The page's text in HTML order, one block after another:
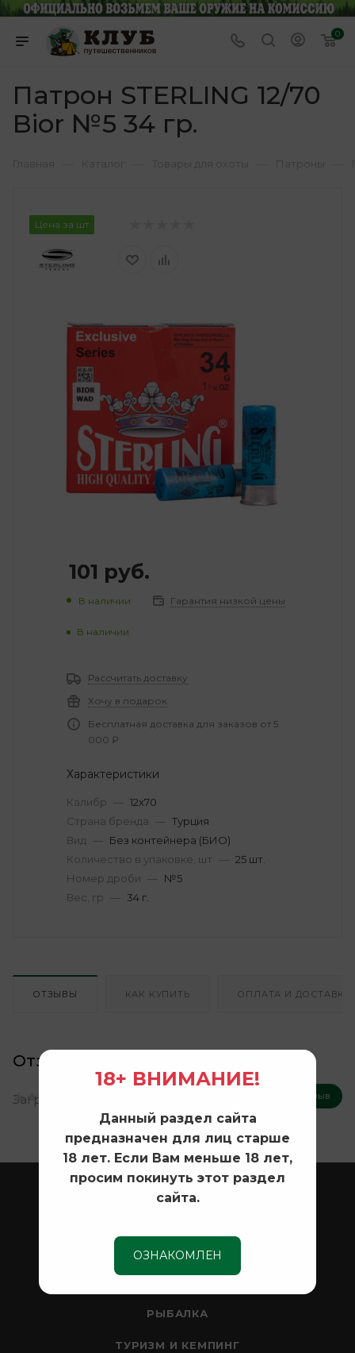
0
Патрон STERLING 12/70
Bior №5 34 гр.
Цена за шт
101 руб.
В наличии Гарантия низкой цены
В наличии
Рассчитать доставку
Хочу в подарок
Бесплатная доставка для заказов от 5
000 ₽
Характеристики
Калибр — 12х70
Страна бренда — Турция
Вид — Без контейнера (БИО)
Количество в упаковке, шт — 25 шт.
Номер дроби — №5
Вес, гр — 34 г.
ОТЗЫВЫ КАК КУПИТЬ ОПЛАТА И ДОСТАВКА
Отзывы
Оставить отзыв
Загрузка отзывов...
ОХОТА
СЕЙФЫ
РЫБАЛКА
ТУРИЗМ И КЕМПИНГ
18+ ВНИМАНИЕ!
Данный раздел сайта
предназначен для лиц старше
18 лет. Если Вам меньше 18 лет,
просим покинуть этот раздел
сайта.
ОЗНАКОМЛЕН